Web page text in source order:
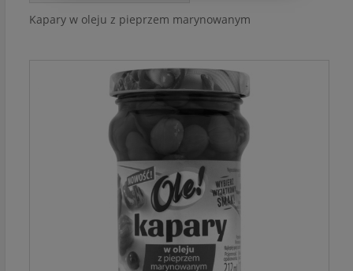
Kapary w oleju z pieprzem marynowanym